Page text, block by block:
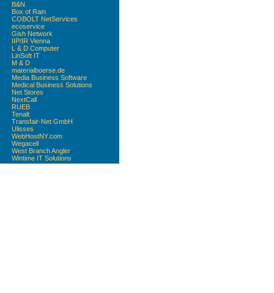
B&N
Box of Rain
COBOLT NetServices
ecoservice
Gish Network
IIP/IR Vienna
L & D Computer
LinSoft IT
M & D
materialboerse.de
Media Business Software
Medical Business Solutions
Net Stores
NextCall
RUEB
Tenalt
Transfair-Net GmbH
Ulisses
WebHostNY.com
Wegacell
West Branch Angler
Wintime IT Solutions